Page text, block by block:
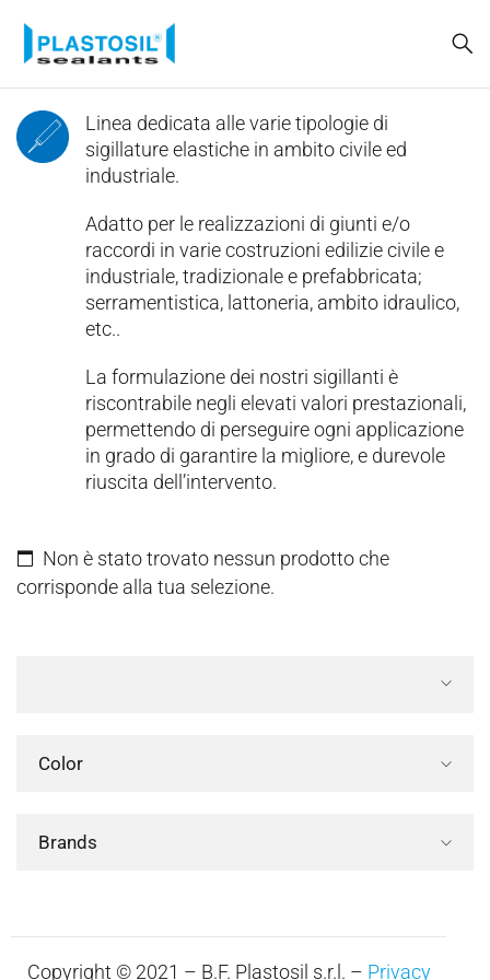
Linea dedicata alle varie tipologie di
sigillature elastiche in ambito civile ed
industriale.
Adatto per le realizzazioni di giunti e/o
raccordi in varie costruzioni edilizie civile e
industriale, tradizionale e prefabbricata;
serramentistica, lattoneria, ambito idraulico,
etc..
La formulazione dei nostri sigillanti è
riscontrabile negli elevati valori prestazionali,
permettendo di perseguire ogni applicazione
in grado di garantire la migliore, e durevole
riuscita dell’intervento.
Non è stato trovato nessun prodotto che
corrisponde alla tua selezione.
Color
Brands
Copyright © 2021 – B.F. Plastosil s.r.l. – Privacy